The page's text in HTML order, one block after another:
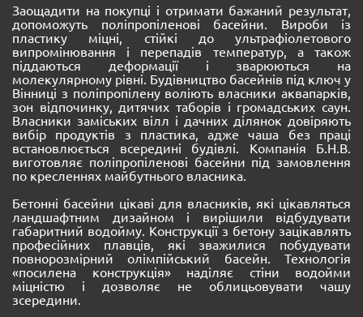
Заощадити на покупці і отримати бажаний результат,
допоможуть поліпропіленові басейни. Вироби із
пластику міцні, стійкі до ультрафіолетового
випромінювання і перепадів температур, а також
піддаються деформації і зварюються на
молекулярному рівні. Будівництво басейнів під ключ у
Вінниці з поліпропілену воліють власники аквапарків,
зон відпочинку, дитячих таборів і громадських саун.
Власники заміських вілл і дачних ділянок довіряють
вибір продуктів з пластика, адже чаша без праці
встановлюється всередині будівлі. Компанія Б.Н.В.
виготовляє поліпропіленові басейни під замовлення
по кресленнях майбутнього власника.
Бетонні басейни цікаві для власників, які цікавляться
ландшафтним дизайном і вирішили відбудувати
габаритний водойму. Конструкції з бетону зацікавлять
професійних плавців, які зважилися побудувати
повнорозмірний олімпійський басейн. Технологія
«посилена конструкція» наділяє стіни водойми
міцністю і дозволяє не облицьовувати чашу
зсередини.